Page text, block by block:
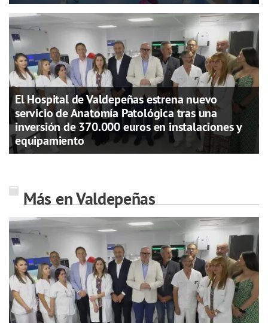
El Hospital de Valdepeñas estrena nuevo
servicio de Anatomía Patológica tras una
inversión de 370.000 euros en instalaciones y
equipamiento
Más en Valdepeñas